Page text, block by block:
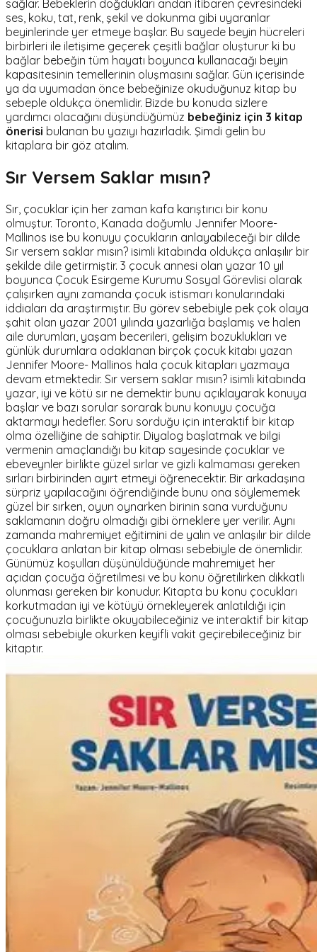
sağlar. Bebeklerin doğdukları andan itibaren çevresindeki
ses, koku, tat, renk, şekil ve dokunma gibi uyaranlar
beyinlerinde yer etmeye başlar. Bu sayede beyin hücreleri
birbirleri ile iletişime geçerek çeşitli bağlar oluşturur ki bu
bağlar bebeğin tüm hayatı boyunca kullanacağı beyin
kapasitesinin temellerinin oluşmasını sağlar. Gün içerisinde
ya da uyumadan önce bebeğinize okuduğunuz kitap bu
sebeple oldukça önemlidir. Bizde bu konuda sizlere
yardımcı olacağını düşündüğümüz bebeğiniz için 3 kitap
önerisi bulanan bu yazıyı hazırladık. Şimdi gelin bu
kitaplara bir göz atalım.
Sır Versem Saklar mısın?
Sır, çocuklar için her zaman kafa karıştırıcı bir konu
olmuştur. Toronto, Kanada doğumlu Jennifer Moore-
Mallinos ise bu konuyu çocukların anlayabileceği bir dilde
Sır versem saklar mısın? isimli kitabında oldukça anlaşılır bir
şekilde dile getirmiştir. 3 çocuk annesi olan yazar 10 yıl
boyunca Çocuk Esirgeme Kurumu Sosyal Görevlisi olarak
çalışırken aynı zamanda çocuk istismarı konularındaki
iddiaları da araştırmıştır. Bu görev sebebiyle pek çok olaya
şahit olan yazar 2001 yılında yazarlığa başlamış ve halen
aile durumları, yaşam becerileri, gelişim bozuklukları ve
günlük durumlara odaklanan birçok çocuk kitabı yazan
Jennifer Moore- Mallinos hala çocuk kitapları yazmaya
devam etmektedir. Sır versem saklar mısın? isimli kitabında
yazar, iyi ve kötü sır ne demektir bunu açıklayarak konuya
başlar ve bazı sorular sorarak bunu konuyu çocuğa
aktarmayı hedefler. Soru sorduğu için interaktif bir kitap
olma özelliğine de sahiptir. Diyalog başlatmak ve bilgi
vermenin amaçlandığı bu kitap sayesinde çocuklar ve
ebeveynler birlikte güzel sırlar ve gizli kalmaması gereken
sırları birbirinden ayırt etmeyi öğrenecektir. Bir arkadaşına
sürpriz yapılacağını öğrendiğinde bunu ona söylememek
güzel bir sırken, oyun oynarken birinin sana vurduğunu
saklamanın doğru olmadığı gibi örneklere yer verilir. Aynı
zamanda mahremiyet eğitimini de yalın ve anlaşılır bir dilde
çocuklara anlatan bir kitap olması sebebiyle de önemlidir.
Günümüz koşulları düşünüldüğünde mahremiyet her
açıdan çocuğa öğretilmesi ve bu konu öğretilirken dikkatli
olunması gereken bir konudur. Kitapta bu konu çocukları
korkutmadan iyi ve kötüyü örnekleyerek anlatıldığı için
çocuğunuzla birlikte okuyabileceğiniz ve interaktif bir kitap
olması sebebiyle okurken keyifli vakit geçirebileceğiniz bir
kitaptır.